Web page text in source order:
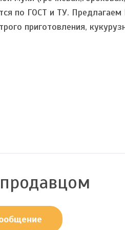
по ГОСТ и ТУ.
приготовления,